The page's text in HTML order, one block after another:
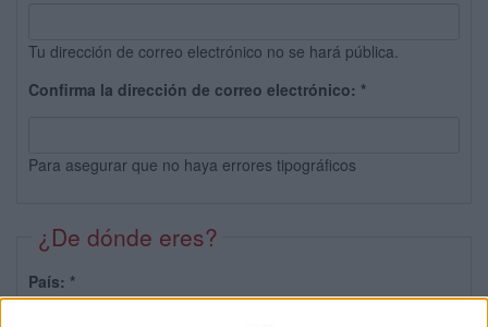
Tu dirección de correo electrónico no se hará pública.
Confirma la dirección de correo electrónico: *
Para asegurar que no haya errores tipográficos
¿De dónde eres?
País: *